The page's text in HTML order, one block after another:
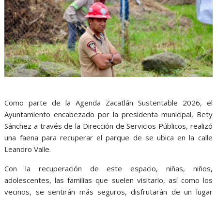
Como parte de la Agenda Zacatlán Sustentable 2026, el
Ayuntamiento encabezado por la presidenta municipal, Bety
Sánchez a través de la Dirección de Servicios Públicos, realizó
una faena para recuperar el parque de se ubica en la calle
Leandro Valle.
Con la recuperación de este espacio, niñas, niños,
adolescentes, las familias que suelen visitarlo, así como los
vecinos, se sentirán más seguros, disfrutarán de un lugar